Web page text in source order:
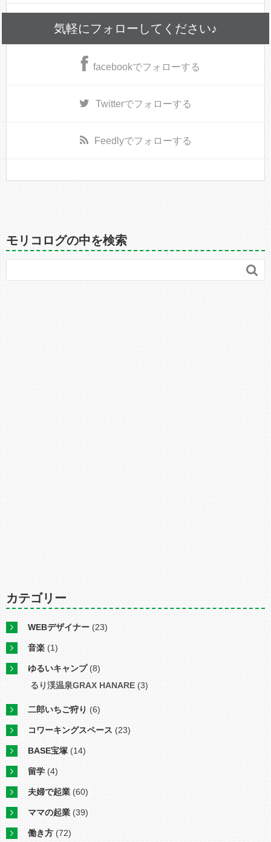
気軽にフォローしてください♪
facebookでフォローする
Twitterでフォローする
Feedlyでフォローする
モリコログの中を検索

カテゴリー
WEBデザイナー (23)
音楽 (1)
ゆるいキャンプ(8)
るり渓温泉GRAX HANARE (3)
二郎いちご狩り (6)
コワーキングスペース (23)
BASE宝塚(14)
留学 (4)
夫婦で起業 (60)
ママの起業 (39)
働き方 (72)